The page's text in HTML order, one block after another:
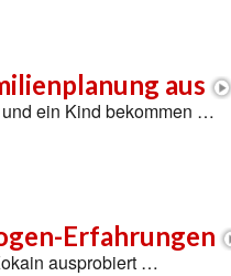
aus
ein Kind bekommen …
Erfahrungen
ausprobiert …